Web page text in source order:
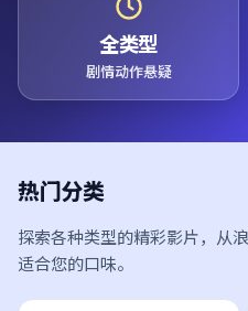
全类型
剧情动作悬疑
热门分类
探索各种类型的精彩影片，从
适合您的口味。